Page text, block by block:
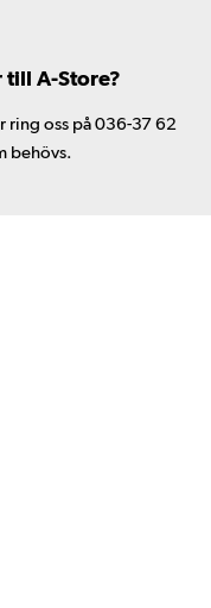
A-Store?
ring oss på 036-37 62
behövs.